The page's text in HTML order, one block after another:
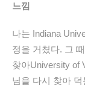
느낌
나는 Indiana
정을 거쳤다. 그
찾아University of
님을 다시 찾아 덕